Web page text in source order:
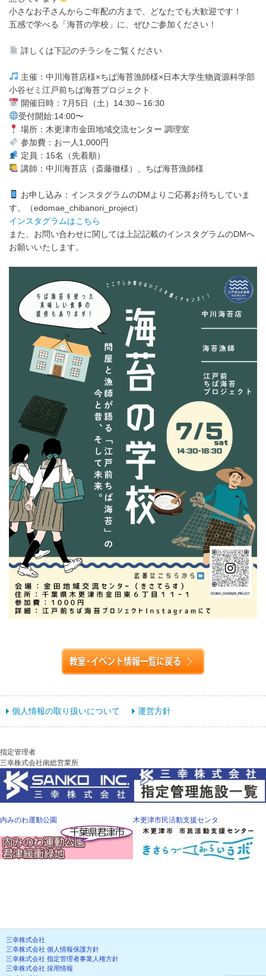
小さなお子さんからご年配の方まで、どなたでも大歓迎です！
五感で学べる「海苔の学校」に、ぜひご参加ください！
詳しくは下記のチラシをご覧ください
主催：中川海苔店様×ちば海苔漁師様×日本大学生物資源科学部
小谷ゼミ江戸前ちば海苔プロジェクト
開催日時：7月5日（土）14:30～16:30
受付開始:14:00〜
場所：木更津市金田地域交流センター 調理室
参加費：お一人1,000円
定員：15名（先着順）
講師：中川海苔店（斎藤徹様）、ちば海苔漁師様
お申し込み：インスタグラムのDMよりご応募お待ちしていま
す。（edomae_chibanori_project）
インスタグラムはこちら
また、お問い合わせに関しては上記記載のインスタグラムのDMへ
お願いいたします。
個人情報の取り扱いについて 運営方針
指定管理者
三幸株式会社南総営業所